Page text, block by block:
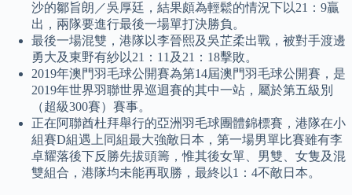
沙的鄒旨朗／吳厚廷，結果頗為輕鬆的情況下以21：9贏
出，兩隊要進行最後一場單打決勝負。
最後一場混雙，港隊以李晉熙及吳芷柔出戰，被對手渡邊
勇大及東野有紗以21：11及21：18擊敗。
2019年澳門羽毛球公開賽為第14屆澳門羽毛球公開賽，是
2019年世界羽聯世界巡迴賽的其中一站，屬於第五級別
（超級300賽）賽事。
正在阿聯酋杜拜舉行的亞洲羽毛球團體錦標賽，港隊在小
組賽D組遇上同組最大強敵日本，第一場男單比賽雖有李
卓耀落後下反勝先拔頭籌，惟其後女單、男雙、女隻及混
雙組合，港隊均未能再取勝，最終以1：4不敵日本。